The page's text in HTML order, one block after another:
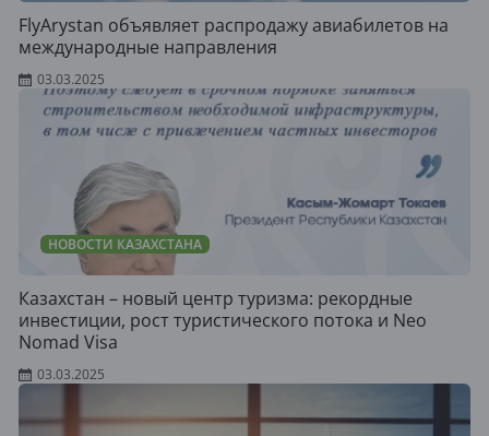
FlyArystan объявляет распродажу авиабилетов на
международные направления
03.03.2025
НОВОСТИ КАЗАХСТАНА
Казахстан – новый центр туризма: рекордные
инвестиции, рост туристического потока и Neo
Nomad Visa
03.03.2025